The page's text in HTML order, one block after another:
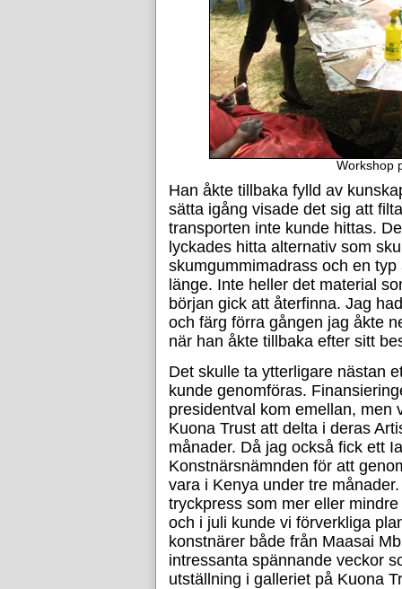
Workshop
Han åkte tillbaka fylld av
sätta igång visade det sig att
transporten inte kunde hittas.
lyckades hitta alternativ som
skumgummimadrass och en
länge. Inte heller det material
början gick att återfinna. Jag
och färg förra gången jag åkte
när han åkte tillbaka efter sitt
Det skulle ta ytterligare nästan
kunde genomföras.
presidentval kom emellan, men
Kuona Trust att delta i deras
månader. Då jag också fick ett
Konstnärsnämnden för att
vara i Kenya under tre
tryckpress som mer eller
och i juli kunde vi förverkliga
konstnärer både från Maasai
intressanta spännande veckor
utställning i galleriet på Kuona